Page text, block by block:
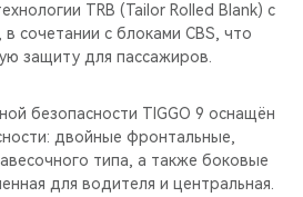
TRB (Tailor Rolled Blank) с
сочетании с блоками CBS, что
защиту для пассажиров.
безопасности TIGGO 9 оснащён
двойные фронтальные,
типа, а также боковые
для водителя и центральная.